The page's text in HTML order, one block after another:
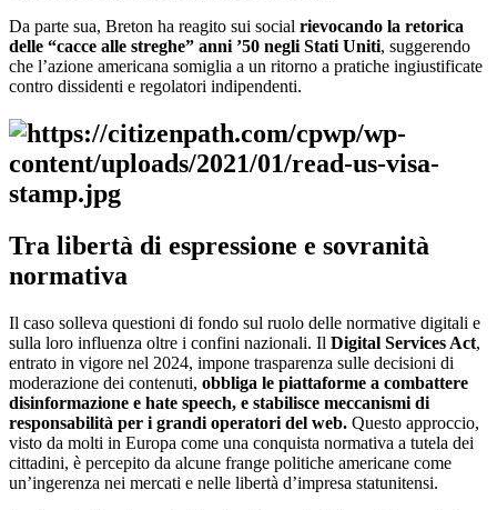
Da parte sua, Breton ha reagito sui social rievocando la retorica
delle “cacce alle streghe” anni ’50 negli Stati Uniti, suggerendo
che l’azione americana somiglia a un ritorno a pratiche ingiustificate
contro dissidenti e regolatori indipendenti.
Tra libertà di espressione e sovranità
normativa
Il caso solleva questioni di fondo sul ruolo delle normative digitali e
sulla loro influenza oltre i confini nazionali. Il Digital Services Act,
entrato in vigore nel 2024, impone trasparenza sulle decisioni di
moderazione dei contenuti, obbliga le piattaforme a combattere
disinformazione e hate speech, e stabilisce meccanismi di
responsabilità per i grandi operatori del web. Questo approccio,
visto da molti in Europa come una conquista normativa a tutela dei
cittadini, è percepito da alcune frange politiche americane come
un’ingerenza nei mercati e nelle libertà d’impresa statunitensi.